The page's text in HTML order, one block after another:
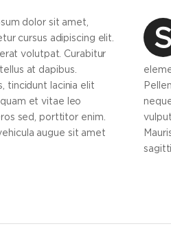
dolor sit amet,
cursus adipiscing elit.
volutpat. Curabitur
at dapibus.
tincidunt lacinia elit
et vitae leo
sed, porttitor enim.
augue sit amet
S